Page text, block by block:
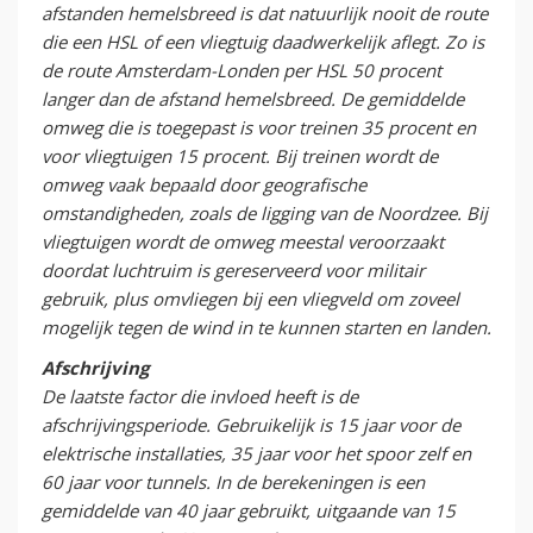
afstanden hemelsbreed is dat natuurlijk nooit de route
die een HSL of een vliegtuig daadwerkelijk aflegt. Zo is
de route Amsterdam-Londen per HSL 50 procent
langer dan de afstand hemelsbreed. De gemiddelde
omweg die is toegepast is voor treinen 35 procent en
voor vliegtuigen 15 procent. Bij treinen wordt de
omweg vaak bepaald door geografische
omstandigheden, zoals de ligging van de Noordzee. Bij
vliegtuigen wordt de omweg meestal veroorzaakt
doordat luchtruim is gereserveerd voor militair
gebruik, plus omvliegen bij een vliegveld om zoveel
mogelijk tegen de wind in te kunnen starten en landen.
Afschrijving
De laatste factor die invloed heeft is de
afschrijvingsperiode. Gebruikelijk is 15 jaar voor de
elektrische installaties, 35 jaar voor het spoor zelf en
60 jaar voor tunnels. In de berekeningen is een
gemiddelde van 40 jaar gebruikt, uitgaande van 15